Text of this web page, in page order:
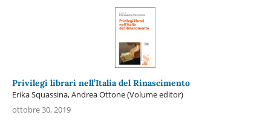
Privilegi librari nell’Italia del Rinascimento
Erika Squassina, Andrea Ottone (Volume editor)
ottobre 30, 2019